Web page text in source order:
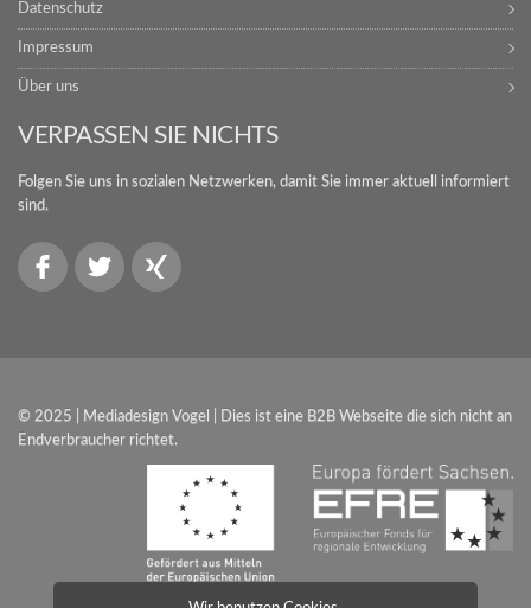
Datenschutz
Impressum
Über uns
VERPASSEN SIE NICHTS
Folgen Sie uns in sozialen Netzwerken, damit Sie immer aktuell informiert
sind.
© 2025 | Mediadesign Vogel | Dies ist eine B2B Webseite die sich nicht an
Endverbraucher richtet.